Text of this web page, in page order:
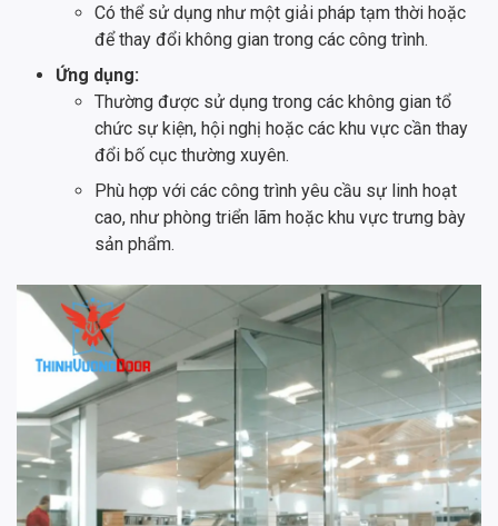
Có thể sử dụng như một giải pháp tạm thời hoặc
để thay đổi không gian trong các công trình.
Ứng dụng:
Thường được sử dụng trong các không gian tổ
chức sự kiện, hội nghị hoặc các khu vực cần thay
đổi bố cục thường xuyên.
Phù hợp với các công trình yêu cầu sự linh hoạt
cao, như phòng triển lãm hoặc khu vực trưng bày
sản phẩm.